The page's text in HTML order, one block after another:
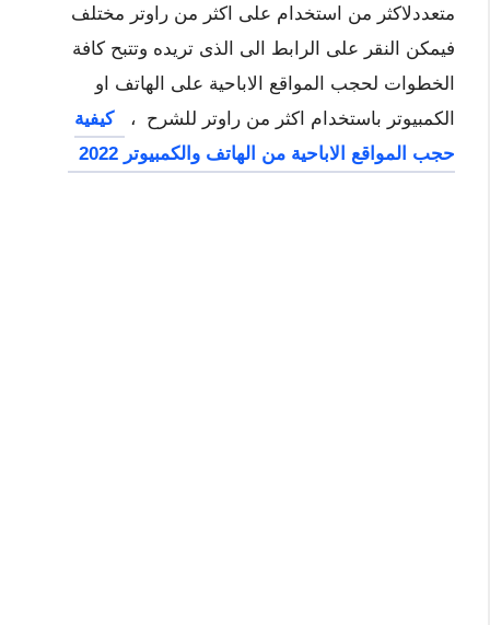
متعددلاكثر من استخدام على اكثر من راوتر مختلف
فيمكن النقر على الرابط الى الذى تريده وتتبح كافة
الخطوات لحجب المواقع الاباحية على الهاتف او
الكمبيوتر باستخدام اكثر من راوتر للشرح ،
كيفية
حجب المواقع الاباحية من الهاتف والكمبيوتر 2022